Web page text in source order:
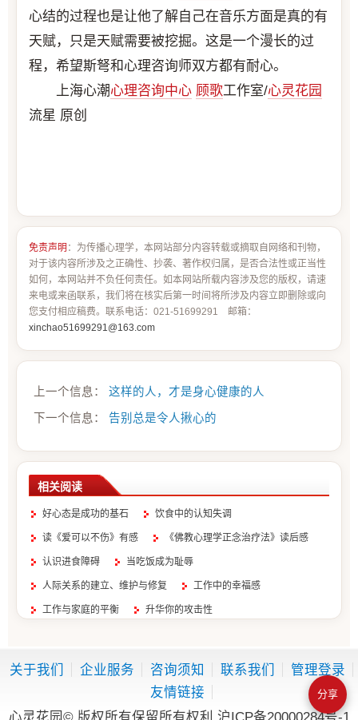
心结的过程也是让他了解自己在音乐方面是真的有
天赋，只是天赋需要被挖掘。这是一个漫长的过
程，希望斯弩和心理咨询师双方都有耐心。
上海心潮心理咨询中心 顾歌工作室/心灵花园
流星 原创
免责声明 ：为传播心理学，本网站部分内容转载或摘取自网络和刊物，
对于该内容所涉及之正确性、抄袭、著作权归属，是否合法性或正当性
如何，本网站并不负任何责任。如本网站所载内容涉及您的版权，请速
来电或来函联系，我们将在核实后第一时间将所涉及内容立即删除或向
您支付相应稿费。联系电话：021-51699291 邮箱：
xinchao51699291@163.com
上一个信息： 这样的人，才是身心健康的人
下一个信息： 告别总是令人揪心的
相关阅读
好心态是成功的基石 饮食中的认知失调
读《爱可以不伤》有感 《佛教心理学正念治疗法》读后感
认识进食障碍 当吃饭成为耻辱
人际关系的建立、维护与修复 工作中的幸福感
工作与家庭的平衡 升华你的攻击性
关于我们 企业服务 咨询须知 联系我们
管理登录
友情链接
心灵花园© 版权所有保留所有权利 沪ICP备20000284号-1
分享